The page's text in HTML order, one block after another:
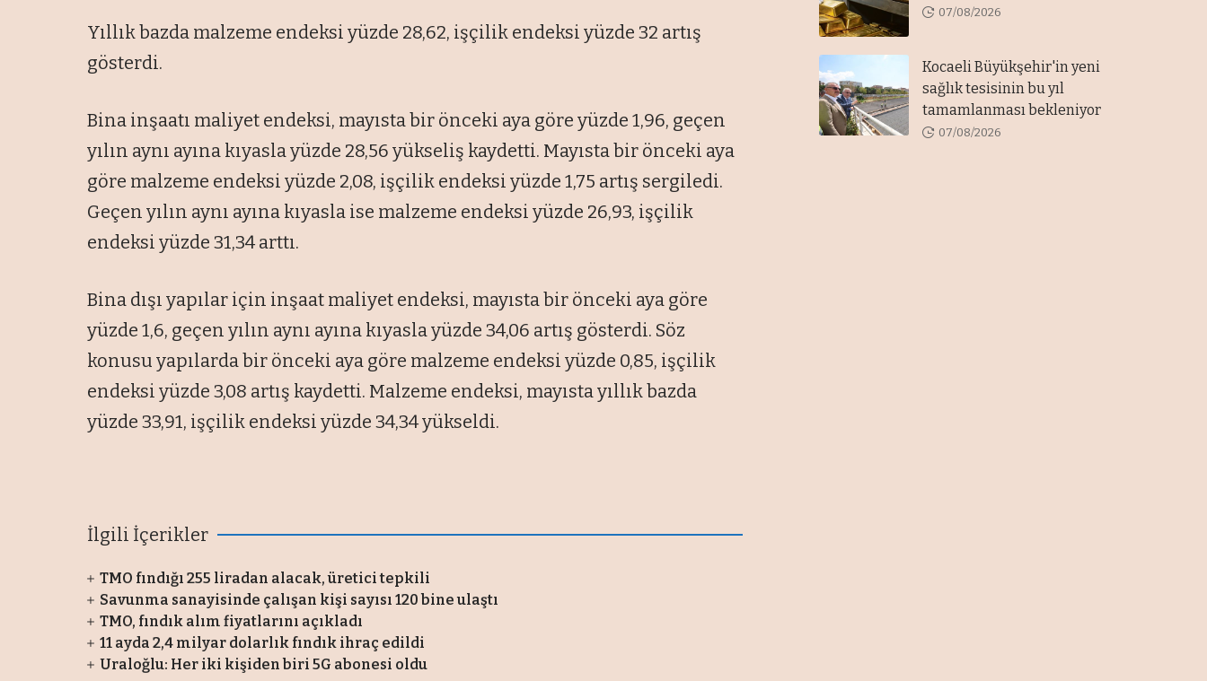
Yıllık bazda malzeme endeksi yüzde 28,62, işçilik endeksi yüzde 32 artış
gösterdi.
Bina inşaatı maliyet endeksi, mayısta bir önceki aya göre yüzde 1,96, geçen
yılın aynı ayına kıyasla yüzde 28,56 yükseliş kaydetti. Mayısta bir önceki aya
göre malzeme endeksi yüzde 2,08, işçilik endeksi yüzde 1,75 artış sergiledi.
Geçen yılın aynı ayına kıyasla ise malzeme endeksi yüzde 26,93, işçilik
endeksi yüzde 31,34 arttı.
Bina dışı yapılar için inşaat maliyet endeksi, mayısta bir önceki aya göre
yüzde 1,6, geçen yılın aynı ayına kıyasla yüzde 34,06 artış gösterdi. Söz
konusu yapılarda bir önceki aya göre malzeme endeksi yüzde 0,85, işçilik
endeksi yüzde 3,08 artış kaydetti. Malzeme endeksi, mayısta yıllık bazda
yüzde 33,91, işçilik endeksi yüzde 34,34 yükseldi.
İlgili İçerikler
TMO fındığı 255 liradan alacak, üretici tepkili
Savunma sanayisinde çalışan kişi sayısı 120 bine ulaştı
TMO, fındık alım fiyatlarını açıkladı
11 ayda 2,4 milyar dolarlık fındık ihraç edildi
Uraloğlu: Her iki kişiden biri 5G abonesi oldu
07/08/2026
Kocaeli Büyükşehir'in yeni
sağlık tesisinin bu yıl
tamamlanması bekleniyor
07/08/2026